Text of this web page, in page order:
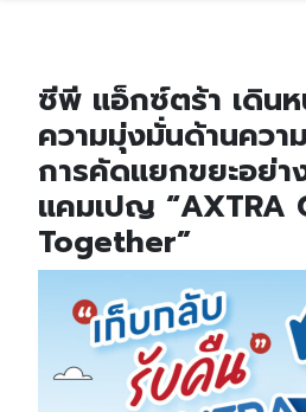
ซีพี แอ็กซ์ตร้า เดิน
ความมุ่งมั่นด้านคว
การคัดแยกขยะอย่า
แคมเปญ “AXTRA
Together”